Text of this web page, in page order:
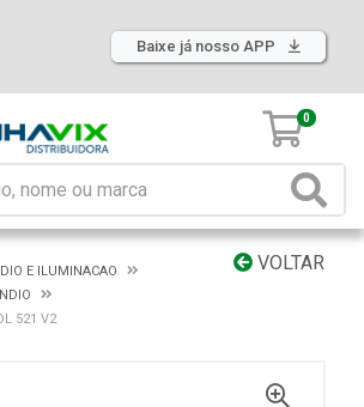
Baixe já nosso APP
0
VOLTAR
E ILUMINACAO
521 V2